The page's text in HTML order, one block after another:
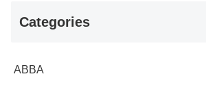
Categories
ABBA